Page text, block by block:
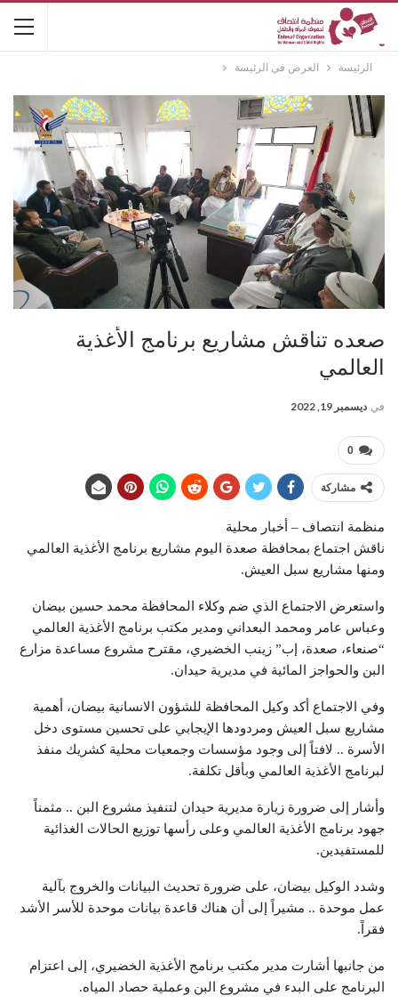
الرئيسة العرض في الرئيسة
صعده تناقش مشاريع برنامج الأغذية
العالمي
في ديسمبر 19, 2022
0
مشاركة
منظمة انتصاف – أخبار محلية
ناقش اجتماع بمحافظة صعدة اليوم مشاريع برنامج الأغذية العالمي
ومنها مشاريع سبل العيش.
واستعرض الاجتماع الذي ضم وكلاء المحافظة محمد حسين بيضان
وعباس عامر ومحمد البعداني ومدير مكتب برنامج الأغذية العالمي
“صنعاء، صعدة، إب” زينب الخضيري، مقترح مشروع مساعدة مزارع
البن والحواجز المائية في مديرية حيدان.
وفي الاجتماع أكد وكيل المحافظة للشؤون الانسانية بيضان، أهمية
مشاريع سبل العيش ومردودها الإيجابي على تحسين مستوى دخل
الأسرة .. لافتاً إلى وجود مؤسسات وجمعيات محلية كشريك منفذ
لبرنامج الأغذية العالمي وبأقل تكلفة.
وأشار إلى ضرورة زيارة مديرية حيدان لتنفيذ مشروع البن .. مثمناً
جهود برنامج الأغذية العالمي وعلى رأسها توزيع الحالات الغذائية
للمستفيدين.
وشدد الوكيل بيضان، على ضرورة تحديث البيانات والخروج بآلية
عمل موحدة .. مشيراً إلى أن هناك قاعدة بيانات موحدة للأسر الأشد
فقراً.
من جانبها أشارت مدير مكتب برنامج الأغذية الخضيري، إلى اعتزام
البرنامج على البدء في مشروع البن وعملية حصاد المياه.